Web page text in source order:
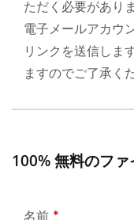
ただく必要があり
電子メールアカウ
リンクを送信しま
ますのでご了承く
100% 無料のフ
名前 *